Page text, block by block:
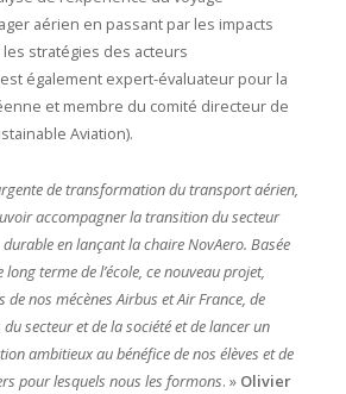
aérien en passant par les impacts
stratégies des acteurs
également expert-évaluateur pour la
et membre du comité directeur de
Aviation).
de transformation du transport aérien,
accompagner la transition du secteur
en lançant la chaire NovAero. Basée
terme de l’école, ce nouveau projet,
de nos mécènes Airbus et Air France, de
secteur et de la société et de lancer un
ambitieux au bénéfice de nos élèves et de
pour lesquels nous les formons. » Olivier